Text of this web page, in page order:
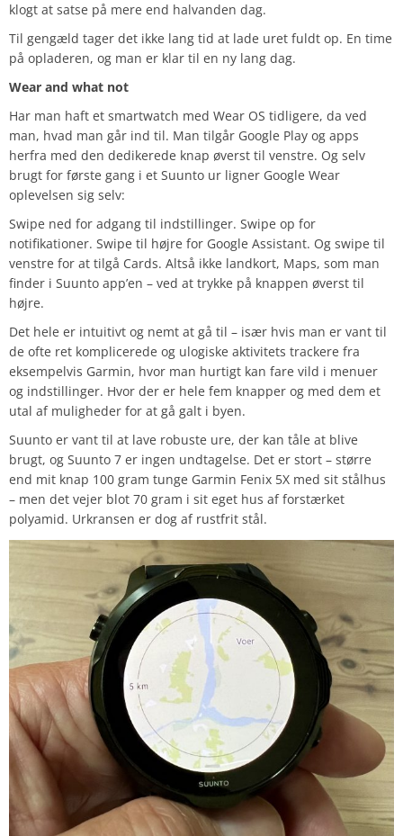
klogt at satse på mere end halvanden dag.
Til gengæld tager det ikke lang tid at lade uret fuldt op. En time
på opladeren, og man er klar til en ny lang dag.
Wear and what not
Har man haft et smartwatch med Wear OS tidligere, da ved
man, hvad man går ind til. Man tilgår Google Play og apps
herfra med den dedikerede knap øverst til venstre. Og selv
brugt for første gang i et Suunto ur ligner Google Wear
oplevelsen sig selv:
Swipe ned for adgang til indstillinger. Swipe op for
notifikationer. Swipe til højre for Google Assistant. Og swipe til
venstre for at tilgå Cards. Altså ikke landkort, Maps, som man
finder i Suunto app’en – ved at trykke på knappen øverst til
højre.
Det hele er intuitivt og nemt at gå til – især hvis man er vant til
de ofte ret komplicerede og ulogiske aktivitets trackere fra
eksempelvis Garmin, hvor man hurtigt kan fare vild i menuer
og indstillinger. Hvor der er hele fem knapper og med dem et
utal af muligheder for at gå galt i byen.
Suunto er vant til at lave robuste ure, der kan tåle at blive
brugt, og Suunto 7 er ingen undtagelse. Det er stort – større
end mit knap 100 gram tunge Garmin Fenix 5X med sit stålhus
– men det vejer blot 70 gram i sit eget hus af forstærket
polyamid. Urkransen er dog af rustfrit stål.